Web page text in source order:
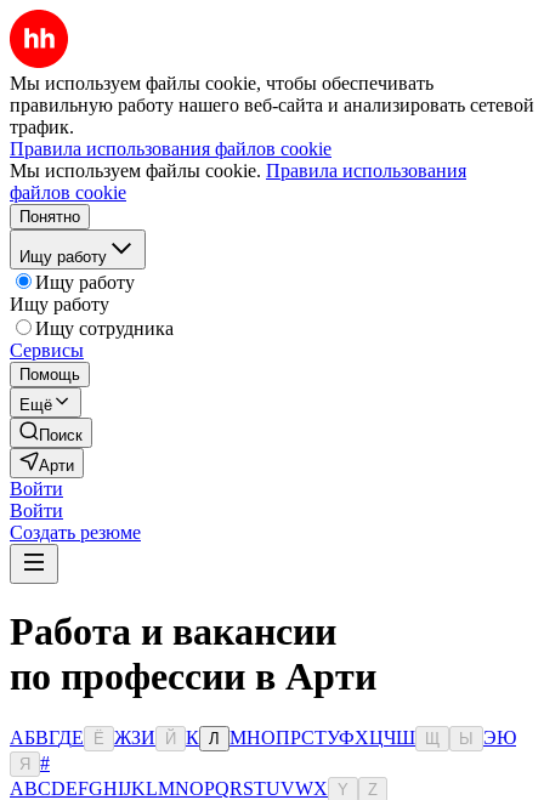
Мы используем файлы cookie, чтобы обеспечивать
правильную работу нашего веб-сайта и анализировать сетевой
трафик.
Правила использования файлов cookie
Мы используем файлы cookie. Правила использования
файлов cookie
Понятно
Ищу работу
Ищу работу
Ищу работу
Ищу сотрудника
Сервисы
Помощь
Ещё
Поиск
Арти
Войти
Войти
Создать резюме
Работа и вакансии
по профессии в Арти
АБВГДЕ Ё ЖЗИ Й К Л МНОПРСТУФХЦЧШ Ы ЭЮ
Я
#
ABCDEFGHIJKLMNOPQRSTUVWX Y Z